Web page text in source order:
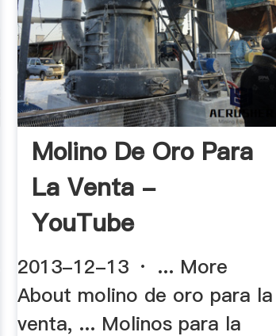
Molino De Oro Para
La Venta -
YouTube
2013-12-13 · ... More
About molino de oro para la
venta, ... Molinos para la